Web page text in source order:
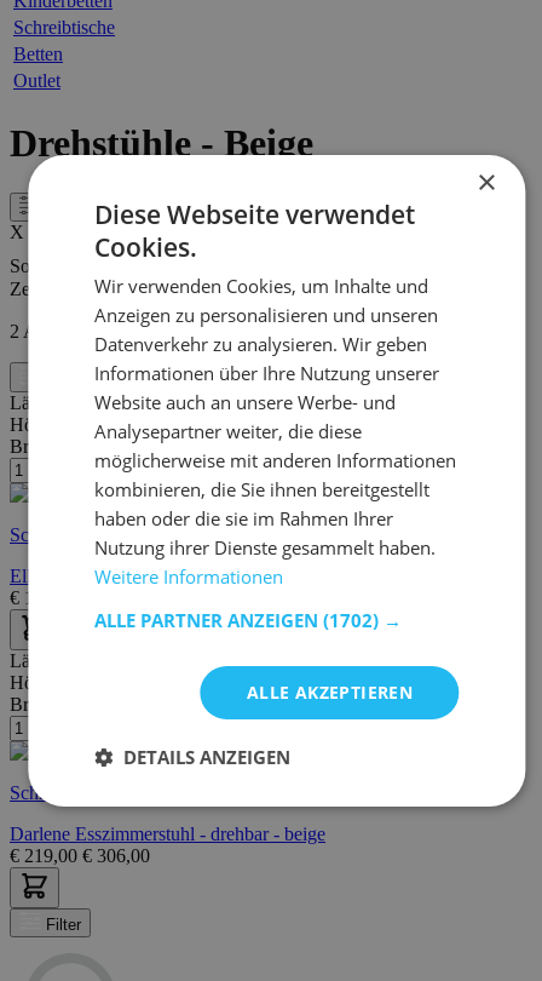
Schreibtische
Betten
Outlet
Drehstühle - Beige
X
Sortieren nach
Zeigen
2 Artikel
Länge:
53 cm
Höhe:
78 cm
Breite/Tiefe:
54 cm
Schnelle Lieferung
Ella Esszimmerstuhl - drehbar - Stoff - beige
€ 155,00
Länge:
Höhe:
Breite/Tiefe:
Schnelle Lieferung
Darlene Esszimmerstuhl - drehbar - beige
€ 219,00 € 306,00
Filter
×
Diese Webseite verwendet
Cookies.
Wir verwenden Cookies, um Inhalte und
Anzeigen zu personalisieren und unseren
Datenverkehr zu analysieren. Wir geben
Informationen über Ihre Nutzung unserer
Website auch an unsere Werbe- und
Analysepartner weiter, die diese
möglicherweise mit anderen Informationen
kombinieren, die Sie ihnen bereitgestellt
haben oder die sie im Rahmen Ihrer
Nutzung ihrer Dienste gesammelt haben.
Weitere Informationen
ALLE PARTNER ANZEIGEN (1702) →
ALLE AKZEPTIEREN
DETAILS ANZEIGEN